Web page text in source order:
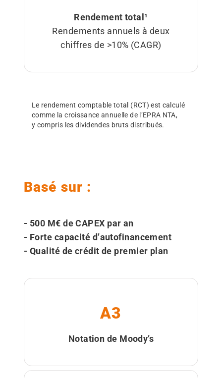
Rendement total¹
Rendements annuels à deux
chiffres de >10% (CAGR)
Le rendement comptable total (RCT) est calculé
comme la croissance annuelle de l’EPRA NTA,
y compris les dividendes bruts distribués.
Basé sur :
- 500 M€ de CAPEX par an
- Forte capacité d’autofinancement
- Qualité de crédit de premier plan
A3
Notation de Moody’s